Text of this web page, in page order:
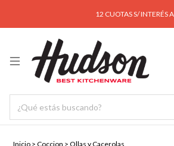
12 CUOTAS S/ INTERÉS A PARTIR
Inicio > Coccion > Ollas y Cacerolas